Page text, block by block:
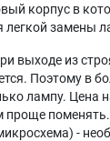
корпус в
легкой замены
выходе из
Поэтому в
лампу. Цена
поменять.
-